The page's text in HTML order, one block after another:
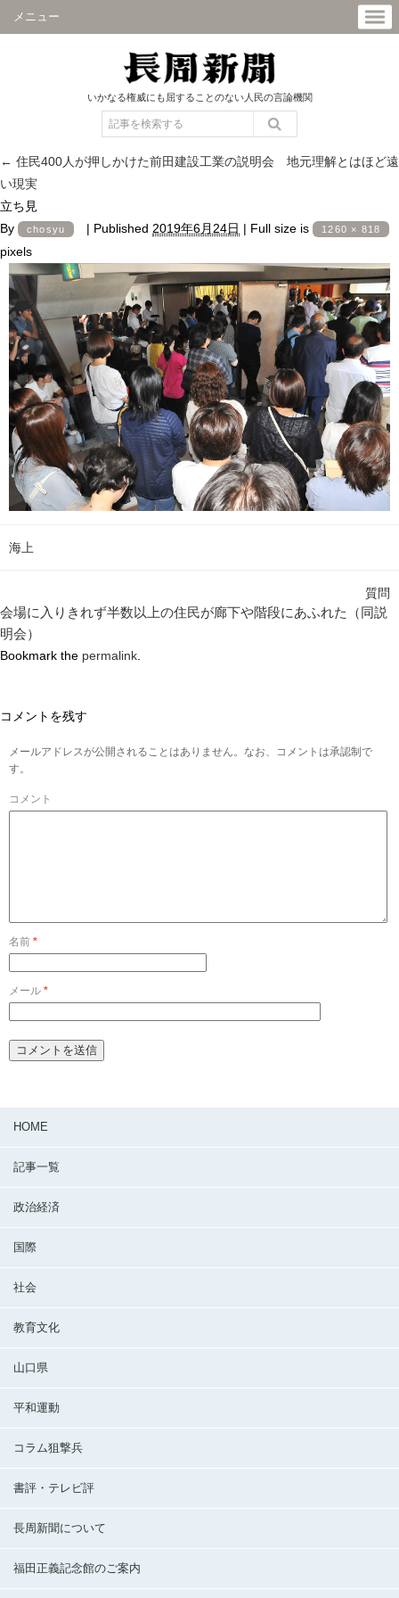
メニュー
いかなる権威にも屈することのない人民の言論機関
← 住民400人が押しかけた前田建設工業の説明会 地元理解とはほど遠
い現実
立ち見
By
chosyu | Published 2019年6月24日 | Full size is 1260 × 818
pixels
海上
質問
会場に入りきれず半数以上の住民が廊下や階段にあふれた（同説
明会）
Bookmark the permalink
コメントを残す
メールアドレスが公開されることはありません。なお、コメントは承認制で
す。
コメント
名前 *
メール *
HOME
記事一覧
政治経済
国際
社会
教育文化
山口県
平和運動
コラム狙撃兵
書評・テレビ評
長周新聞について
福田正義記念館のご案内